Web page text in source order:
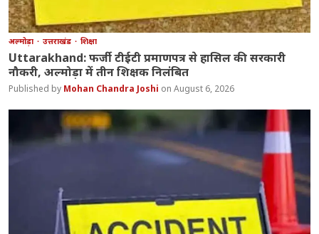
अल्मोड़ा उत्तराखंड शिक्षा
Uttarakhand: फर्जी टीईटी प्रमाणपत्र से हासिल की सरकारी
नौकरी, अल्मोड़ा में तीन शिक्षक निलंबित
Mohan Chandra Joshi August 6, 2026